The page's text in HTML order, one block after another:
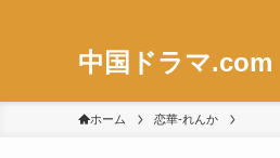
中国ドラマ.com
ホーム 恋華-れんか